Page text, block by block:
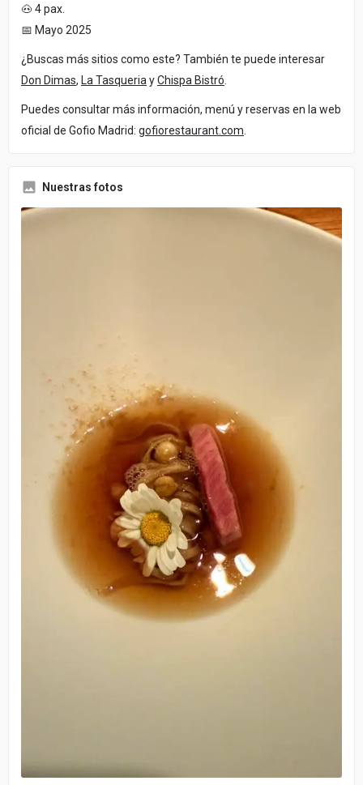
🐽 4 pax.
📅 Mayo 2025
¿Buscas más sitios como este? También te puede interesar
Don Dimas, La Tasqueria yChispa Bistró
Puedes consultar más información, menú y reservas en la web
oficial de Gofio Madrid: gofiorestaurant.com
Nuestras fotos